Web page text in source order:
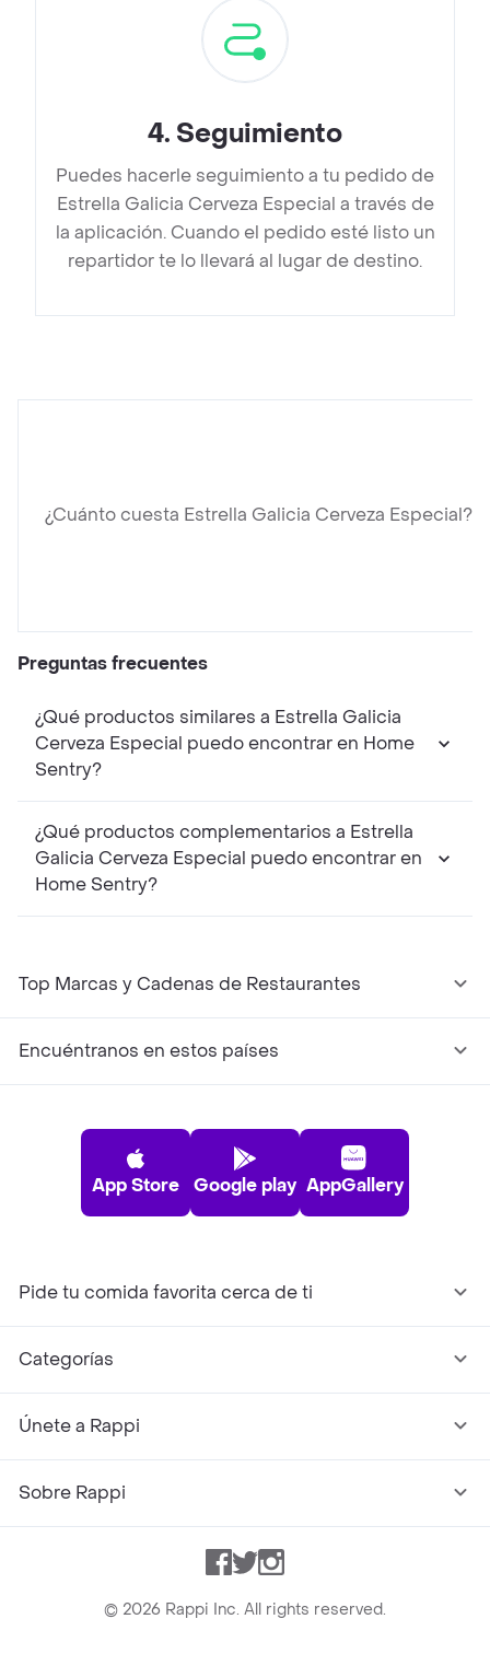
4. Seguimiento
Puedes hacerle seguimiento a tu pedido de
Estrella Galicia Cerveza Especial a través de
la aplicación. Cuando el pedido esté listo un
repartidor te lo llevará al lugar de destino.
¿Cuánto cuesta Estrella Galicia Cerveza Especial?
Preguntas frecuentes
¿Qué productos similares a Estrella Galicia
Cerveza Especial puedo encontrar en Home
Sentry?
¿Qué productos complementarios a Estrella
Galicia Cerveza Especial puedo encontrar en
Home Sentry?
Top Marcas y Cadenas de Restaurantes
Encuéntranos en estos países
App Store Google play AppGallery
Pide tu comida favorita cerca de ti
Categorías
Únete a Rappi
Sobre Rappi
Facebook
TwitterInstagram
© 2026 Rappi Inc. All rights reserved.